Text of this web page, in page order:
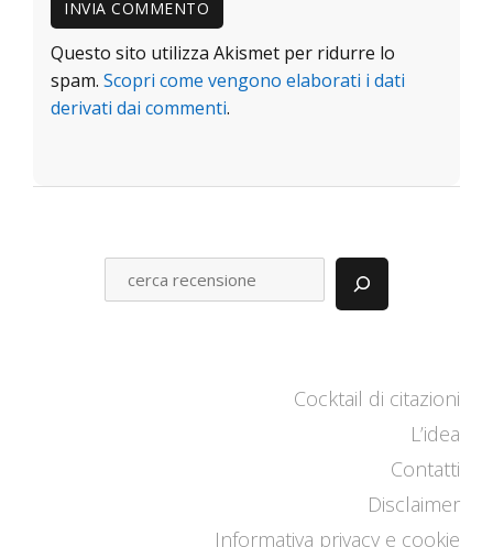
Questo sito utilizza Akismet per ridurre lo
spam. Scopri come vengono elaborati i dati
derivati dai commenti.
Cocktail di citazioni
L’idea
Contatti
Disclaimer
Informativa privacy e cookie